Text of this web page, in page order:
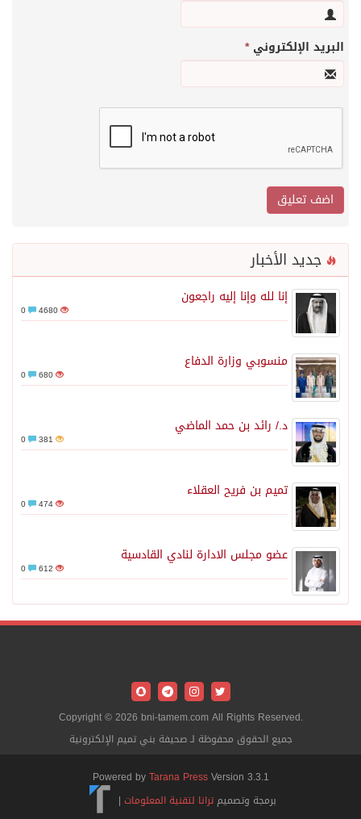
البريد الإلكتروني*
جديد الأخبار
إنا لله وإنا إليه راجعون
4680
0
منسوبي وزارة الدفاع
680
0
د./ رائد بن حمد الماضي
381
0
تميم بن فريح العقلاء
474
0
عضو مجلس الادارة لنادي القادسية
612
0
Copyright © 2026 bni-tamem.com All Rights Reserved.
جميع الحقوق محفوظة لـ صحيفة بني تميم الإلكترونية
Powered byTarana PressVersion 3.3.1
برمجة وتصميمترانا لتقنية المعلومات|